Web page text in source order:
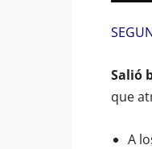
Salió
que
A